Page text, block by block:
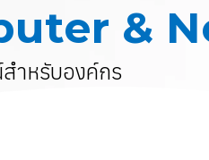
&
ำหรับองค์กร